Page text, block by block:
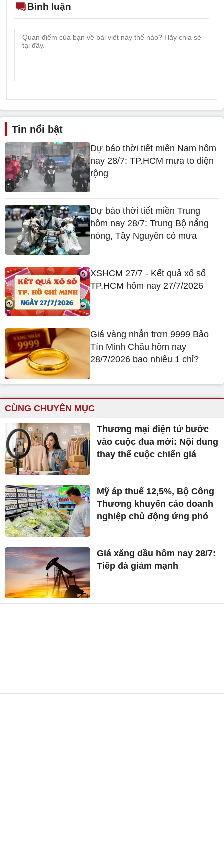
Bình luận
Tin nổi bật
Dự báo thời tiết miền Nam hôm
nay 28/7: TP.HCM mưa to diện
rộng
Dự báo thời tiết miền Trung
hôm nay 28/7: Trung Bộ nắng
nóng, Tây Nguyên có mưa
XSHCM 27/7 - Kết quả xổ số
TP.HCM hôm nay 27/7/2026
Giá vàng nhẫn trơn 9999 Bảo
Tín Minh Châu hôm nay
28/7/2026 bao nhiêu 1 chỉ?
CÙNG CHUYÊN MỤC
Thương mại điện tử bước
vào cuộc đua mới: Nội dung
thay thế cuộc chiến giá
Mỹ áp thuế 12,5%, Bộ Công
Thương khuyến cáo doanh
nghiệp chủ động ứng phó
Giá xăng dầu hôm nay 28/7:
Tiếp đà giảm mạnh